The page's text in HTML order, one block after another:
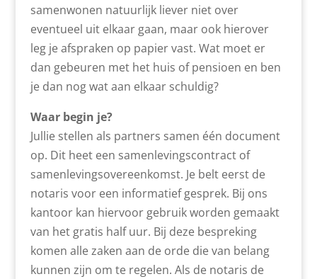
samenwonen natuurlijk liever niet over
eventueel uit elkaar gaan, maar ook hierover
leg je afspraken op papier vast. Wat moet er
dan gebeuren met het huis of pensioen en ben
je dan nog wat aan elkaar schuldig?
Waar begin je?
Jullie stellen als partners samen één document
op. Dit heet een samenlevingscontract of
samenlevingsovereenkomst. Je belt eerst de
notaris voor een informatief gesprek. Bij ons
kantoor kan hiervoor gebruik worden gemaakt
van het gratis half uur. Bij deze bespreking
komen alle zaken aan de orde die van belang
kunnen zijn om te regelen. Als de notaris de